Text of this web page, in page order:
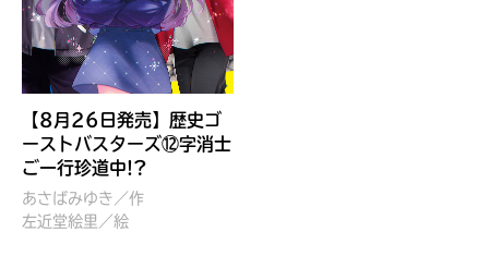
【8月26日発売】歴史ゴ
ーストバスターズ⑫字消士
ご一行珍道中!?
あさばみゆき／作
左近堂絵里／絵